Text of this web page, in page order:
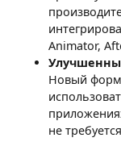
Animator,
Новый
не